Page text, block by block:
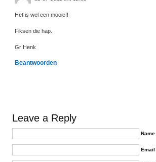
Het is wel een mooie!!
Fiksen die hap.
Gr Henk
Beantwoorden
Leave a Reply
Name
Email